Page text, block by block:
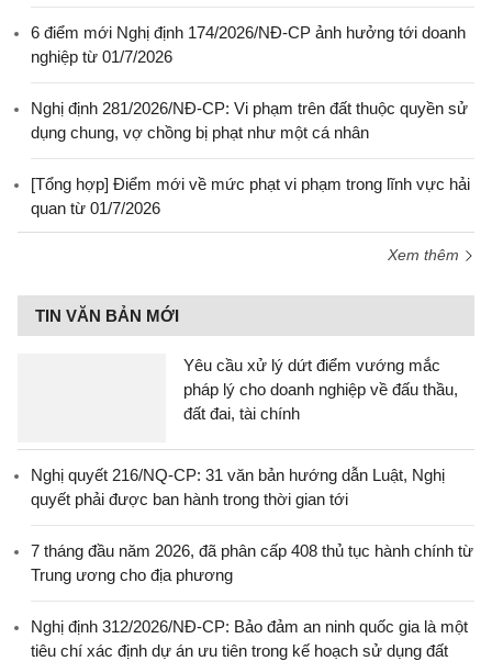
6 điểm mới Nghị định 174/2026/NĐ-CP ảnh hưởng tới doanh
nghiệp từ 01/7/2026
Nghị định 281/2026/NĐ-CP: Vi phạm trên đất thuộc quyền sử
dụng chung, vợ chồng bị phạt như một cá nhân
[Tổng hợp] Điểm mới về mức phạt vi phạm trong lĩnh vực hải
quan từ 01/7/2026
Xem thêm
TIN VĂN BẢN MỚI
Yêu cầu xử lý dứt điểm vướng mắc
pháp lý cho doanh nghiệp về đấu thầu,
đất đai, tài chính
Nghị quyết 216/NQ-CP: 31 văn bản hướng dẫn Luật, Nghị
quyết phải được ban hành trong thời gian tới
7 tháng đầu năm 2026, đã phân cấp 408 thủ tục hành chính từ
Trung ương cho địa phương
Nghị định 312/2026/NĐ-CP: Bảo đảm an ninh quốc gia là một
tiêu chí xác định dự án ưu tiên trong kế hoạch sử dụng đất